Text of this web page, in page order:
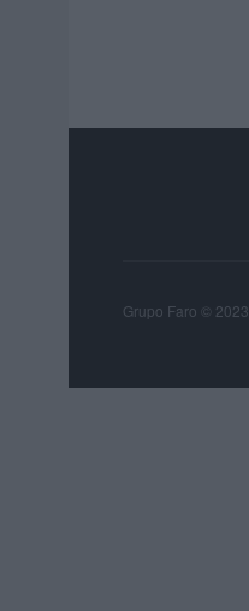
Grupo Faro © 2023